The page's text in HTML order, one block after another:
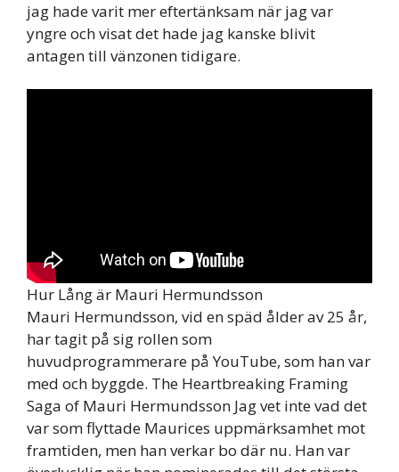
jag hade varit mer eftertänksam när jag var
yngre och visat det hade jag kanske blivit
antagen till vänzonen tidigare.
Hur Lång är Mauri Hermundsson
Mauri Hermundsson, vid en späd ålder av 25 år,
har tagit på sig rollen som
huvudprogrammerare på YouTube, som han var
med och byggde. The Heartbreaking Framing
Saga of Mauri Hermundsson Jag vet inte vad det
var som flyttade Maurices uppmärksamhet mot
framtiden, men han verkar bo där nu. Han var